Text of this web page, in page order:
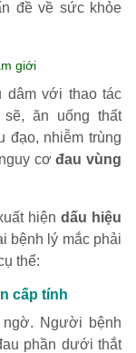
đề về sức khỏe
giới
với thao tác
ăn uống thất
đạo, nhiễm trùng
cơđau vùng
hiệndấu hiệu
bệnh lý mắc phải
thể:
cấp tính
ngờ. Người bệnh
phần dưới thắt